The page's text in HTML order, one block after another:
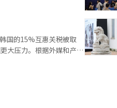
产品中的黄金和白银，
中心的扩展和电网投资
共同项目。 在防务和造
护卫舰项目，并为造船业
化方案，计划通过本地生
连接成一个价值链。
能技术。智利丰富的可
，受到消费者的欢迎。
适合重视时间效率的消
关人士表示：“为了给追
酸奶机的人来说，这
国的15%互惠关税被取
大压力。根据外媒和产业
了总统权限。韩国适用
定，特朗普政府的关税政
焦点。尽管判决打开了